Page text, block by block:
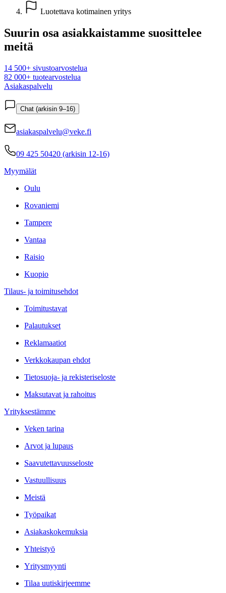
Luotettava kotimainen yritys
Suurin osa asiakkaistamme suosittelee
meitä
14 500+ sivustoarvostelua
82 000+ tuotearvostelua
Asiakaspalvelu
Chat (arkisin 9–16)
asiakaspalvelu@veke.fi
09 425 50420 (arkisin 12-16)
Myymälät
Oulu
Rovaniemi
Tampere
Vantaa
Raisio
Kuopio
Tilaus- ja toimitusehdot
Toimitustavat
Palautukset
Reklamaatiot
Verkkokaupan ehdot
Tietosuoja- ja rekisteriseloste
Maksutavat ja rahoitus
Yrityksestämme
Veken tarina
Arvot ja lupaus
Saavutettavuusseloste
Vastuullisuus
Meistä
Työpaikat
Asiakaskokemuksia
Yhteistyö
Yritysmyynti
Tilaa uutiskirjeemme